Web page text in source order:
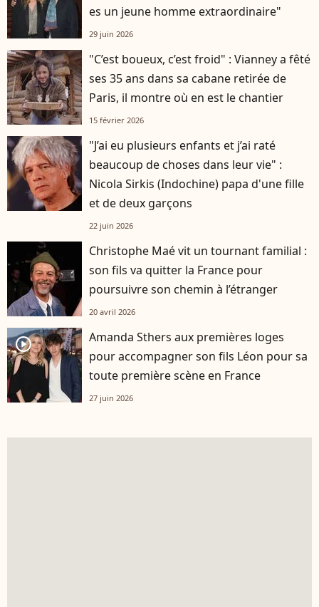
es un jeune homme extraordinaire"
29 juin 2026
"C’est boueux, c’est froid" : Vianney a fêté
ses 35 ans dans sa cabane retirée de
Paris, il montre où en est le chantier
15 février 2026
"J’ai eu plusieurs enfants et j’ai raté
beaucoup de choses dans leur vie" :
Nicola Sirkis (Indochine) papa d'une fille
et de deux garçons
22 juin 2026
Christophe Maé vit un tournant familial :
son fils va quitter la France pour
poursuivre son chemin à l’étranger
20 avril 2026
player2
Amanda Sthers aux premières loges
pour accompagner son fils Léon pour sa
toute première scène en France
27 juin 2026